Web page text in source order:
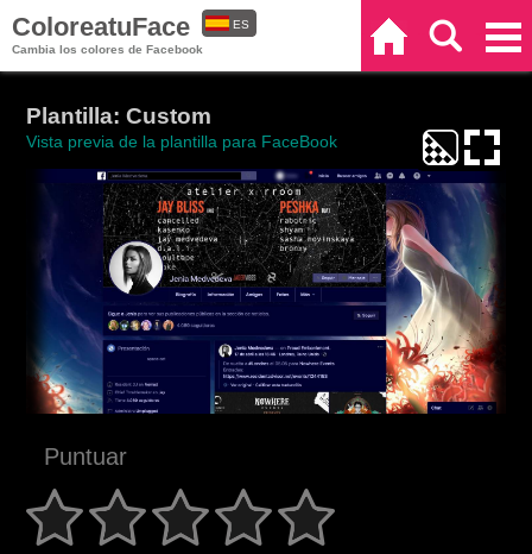
ColoreatuFace
Cambia los colores de Facebook
ES
Plantilla: Custom
Vista previa de la plantilla para FaceBook
Puntuar